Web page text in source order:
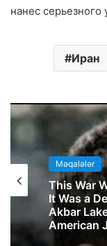
нанес серьезного
Иран
Məqalələr
This War
It Was a
Akbar
American